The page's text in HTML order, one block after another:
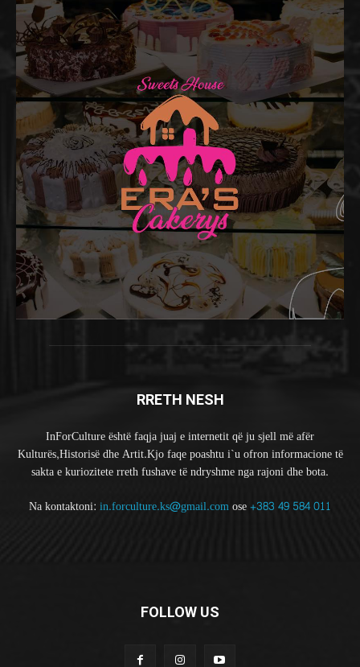
RRETH NESH
InForCulture është faqja juaj e internetit që ju sjell më afër
Kulturës,Historisë dhe Artit.Kjo faqe poashtu i`u ofron informacione të
sakta e kuriozitete rreth fushave të ndryshme nga rajoni dhe bota.
Na kontaktoni: in.forculture.ks@gmail.comose+383 49 584 011
FOLLOW US